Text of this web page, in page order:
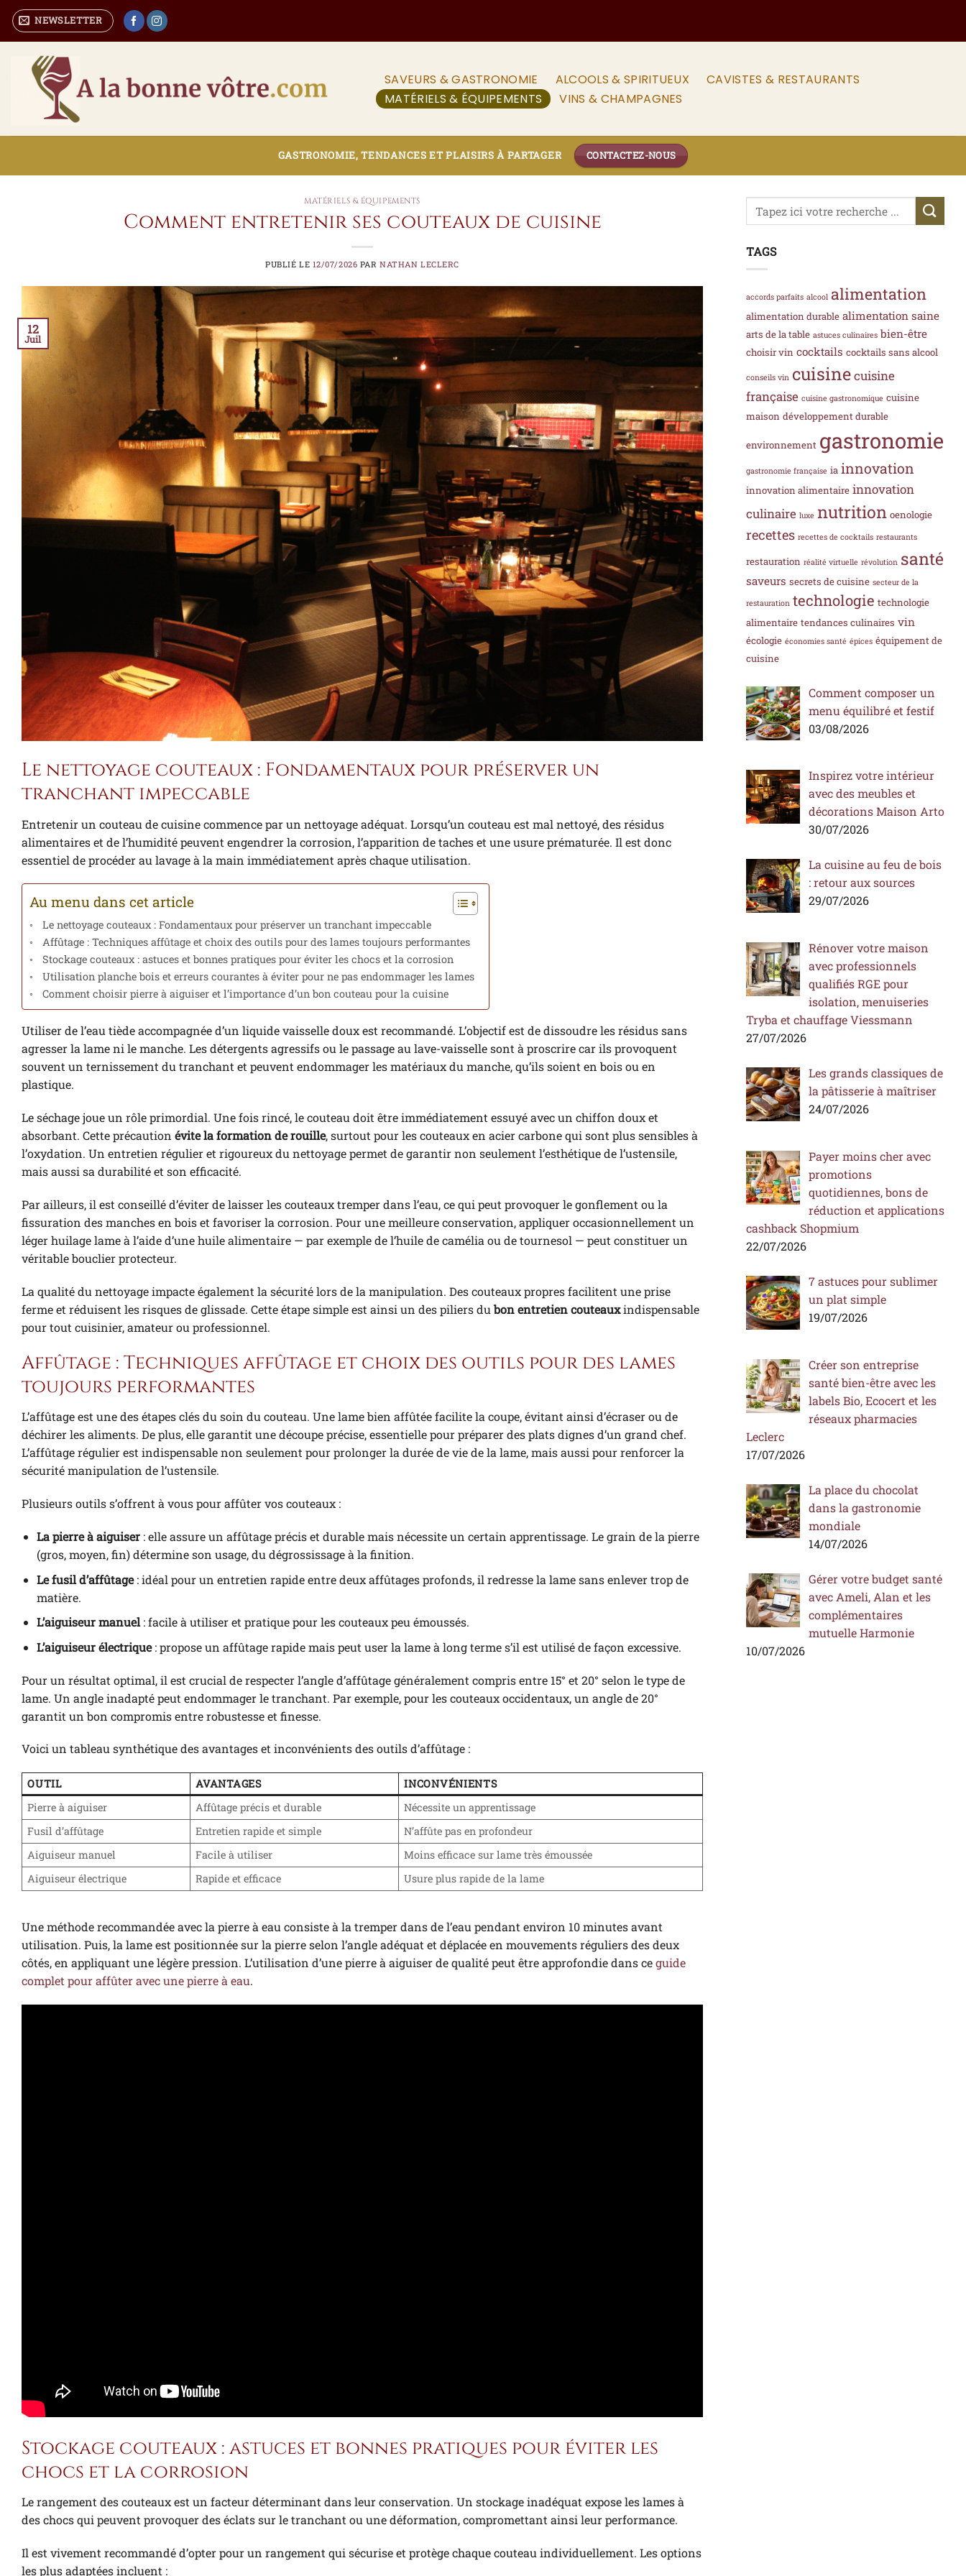
Passer
au
contenu
NEWSLETTER
SAVEURS & GASTRONOMIE ALCOOLS & SPIRITUEUX
CAVISTES & RESTAURANTS
MATÉRIELS & ÉQUIPEMENTS
VINS & CHAMPAGNES
GASTRONOMIE, TENDANCES ET PLAISIRS À PARTAGER CONTACTEZ-NOUS
MATÉRIELS & ÉQUIPEMENTS
Comment entretenir ses couteaux de cuisine
PUBLIÉ LE 12/07/2026 PARNATHAN LECLERC
12
Juil
Le nettoyage couteaux : Fondamentaux pour préserver un
tranchant impeccable
Entretenir un couteau de cuisine commence par un nettoyage adéquat. Lorsqu’un couteau est mal nettoyé, des résidus
alimentaires et de l’humidité peuvent engendrer la corrosion, l’apparition de taches et une usure prématurée. Il est donc
essentiel de procéder au lavage à la main immédiatement après chaque utilisation.
Au menu dans cet article
Le nettoyage couteaux : Fondamentaux pour préserver un tranchant impeccable
Affûtage : Techniques affûtage et choix des outils pour des lames toujours performantes
Stockage couteaux : astuces et bonnes pratiques pour éviter les chocs et la corrosion
Utilisation planche bois et erreurs courantes à éviter pour ne pas endommager les lames
Comment choisir pierre à aiguiser et l’importance d’un bon couteau pour la cuisine
Utiliser de l’eau tiède accompagnée d’un liquide vaisselle doux est recommandé. L’objectif est de dissoudre les résidus sans
agresser la lame ni le manche. Les détergents agressifs ou le passage au lave-vaisselle sont à proscrire car ils provoquent
souvent un ternissement du tranchant et peuvent endommager les matériaux du manche, qu’ils soient en bois ou en
plastique.
Le séchage joue un rôle primordial. Une fois rincé, le couteau doit être immédiatement essuyé avec un chiffon doux et
absorbant. Cette précaution évite la formation de rouille, surtout pour les couteaux en acier carbone qui sont plus sensibles à
l’oxydation. Un entretien régulier et rigoureux du nettoyage permet de garantir non seulement l’esthétique de l’ustensile,
mais aussi sa durabilité et son efficacité.
Par ailleurs, il est conseillé d’éviter de laisser les couteaux tremper dans l’eau, ce qui peut provoquer le gonflement ou la
fissuration des manches en bois et favoriser la corrosion. Pour une meilleure conservation, appliquer occasionnellement un
léger huilage lame à l’aide d’une huile alimentaire — par exemple de l’huile de camélia ou de tournesol — peut constituer un
véritable bouclier protecteur.
La qualité du nettoyage impacte également la sécurité lors de la manipulation. Des couteaux propres facilitent une prise
ferme et réduisent les risques de glissade. Cette étape simple est ainsi un des piliers dubon entretien couteauxindispensable
pour tout cuisinier, amateur ou professionnel.
Affûtage : Techniques affûtage et choix des outils pour des lames
toujours performantes
L’affûtage est une des étapes clés du soin du couteau. Une lame bien affûtée facilite la coupe, évitant ainsi d’écraser ou de
déchirer les aliments. De plus, elle garantit une découpe précise, essentielle pour préparer des plats dignes d’un grand chef.
L’affûtage régulier est indispensable non seulement pour prolonger la durée de vie de la lame, mais aussi pour renforcer la
sécurité manipulation de l’ustensile.
Plusieurs outils s’offrent à vous pour affûter vos couteaux :
La pierre à aiguiser: elle assure un affûtage précis et durable mais nécessite un certain apprentissage. Le grain de la pierre
(gros, moyen, fin) détermine son usage, du dégrossissage à la finition.
Le fusil d’affûtage: idéal pour un entretien rapide entre deux affûtages profonds, il redresse la lame sans enlever trop de
matière.
L’aiguiseur manuel: facile à utiliser et pratique pour les couteaux peu émoussés.
L’aiguiseur électrique: propose un affûtage rapide mais peut user la lame à long terme s’il est utilisé de façon excessive.
Pour un résultat optimal, il est crucial de respecter l’angle d’affûtage généralement compris entre 15° et 20° selon le type de
lame. Un angle inadapté peut endommager le tranchant. Par exemple, pour les couteaux occidentaux, un angle de 20°
garantit un bon compromis entre robustesse et finesse.
Voici un tableau synthétique des avantages et inconvénients des outils d’affûtage :
OUTIL AVANTAGES
INCONVÉNIENTS
Pierre à aiguiser
Affûtage précis et durable
Nécessite un apprentissage
Fusil d’affûtage
Entretien rapide et simple
N’affûte pas en profondeur
Aiguiseur manuel
Facile à utiliser
Moins efficace sur lame très émoussée
Aiguiseur électrique
Rapide et efficace Usure plus rapide de la lame
Une méthode recommandée avec la pierre à eau consiste à la tremper dans de l’eau pendant environ 10 minutes avant
utilisation. Puis, la lame est positionnée sur la pierre selon l’angle adéquat et déplacée en mouvements réguliers des deux
côtés, en appliquant une légère pression. L’utilisation d’une pierre à aiguiser de qualité peut être approfondie dans ceguide
complet pour affûter avec une pierre à eau.
Stockage couteaux : astuces et bonnes pratiques pour éviter les
chocs et la corrosion
Le rangement des couteaux est un facteur déterminant dans leur conservation. Un stockage inadéquat expose les lames à
des chocs qui peuvent provoquer des éclats sur le tranchant ou une déformation, compromettant ainsi leur performance.
Il est vivement recommandé d’opter pour un rangement qui sécurise et protège chaque couteau individuellement. Les options
les plus adaptées incluent :
TAGS
accords parfaits alcool alimentation
alimentation durable alimentation saine
arts de la table astuces culinaires bien-être
choisir vin cocktails cocktails sans alcool
conseils vin cuisinecuisine
française cuisine gastronomique cuisine
maison développement durable
environnement gastronomie
gastronomie française ia innovation
innovation alimentaire innovation
culinaire luxe nutrition oenologie
recettes recettes de cocktails restaurants
restauration réalité virtuelle révolution santé
saveurs secrets de cuisine secteur de la
restauration technologie technologie
alimentaire tendances culinaires vin
écologie économies santé épices équipement de
cuisine
Comment composer un
menu équilibré et festif
03/08/2026
Inspirez votre intérieur
avec des meubles et
décorations Maison Arto
30/07/2026
La cuisine au feu de bois
: retour aux sources
29/07/2026
Rénover votre maison
avec professionnels
qualifiés RGE pour
isolation, menuiseries
Tryba et chauffage Viessmann
27/07/2026
Les grands classiques de
la pâtisserie à maîtriser
24/07/2026
Payer moins cher avec
promotions
quotidiennes, bons de
réduction et applications
cashback Shopmium
22/07/2026
7 astuces pour sublimer
un plat simple
19/07/2026
Créer son entreprise
santé bien-être avec les
labels Bio, Ecocert et les
réseaux pharmacies
Leclerc
17/07/2026
La place du chocolat
dans la gastronomie
mondiale
14/07/2026
Gérer votre budget santé
avec Ameli, Alan et les
complémentaires
mutuelle Harmonie
10/07/2026